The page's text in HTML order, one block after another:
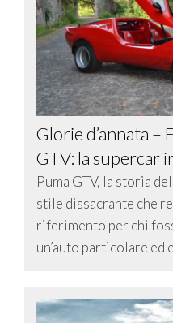
Glorie d’annata –
GTV: la supercar
Puma GTV, la storia
stile dissacrante che
riferimento per chi
un’auto particolare ed